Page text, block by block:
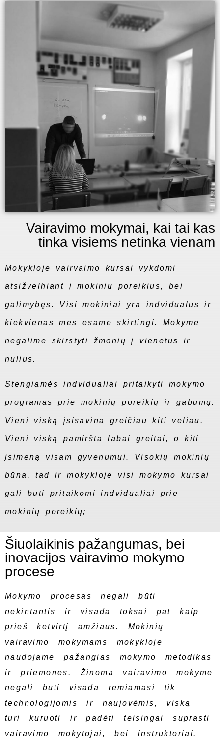
Vairavimo mokymai, kai tai kas
tinka visiems netinka vienam
Mokykloje vairvaimo kursai vykdomi
atsižvelhiant į mokinių poreikius, bei
galimybęs. Visi mokiniai yra indvidualūs ir
kiekvienas mes esame skirtingi. Mokyme
negalime skirstyti žmonių į vienetus ir
nulius.
Stengiamės indvidualiai pritaikyti mokymo
programas prie mokinių poreikių ir gabumų.
Vieni viską įsisavina greičiau kiti veliau.
Vieni viską pamiršta labai greitai, o kiti
įsimeną visam gyvenumui. Visokių mokinių
būna, tad ir mokykloje visi mokymo kursai
gali būti pritaikomi indvidualiai prie
mokinių poreikių;
Šiuolaikinis pažangumas, bei
inovacijos vairavimo mokymo
procese
Mokymo procesas negali būti
nekintantis ir visada toksai pat kaip
prieš ketvirtį amžiaus. Mokinių
vairavimo mokymams mokykloje
naudojame pažangias mokymo metodikas
ir priemones. Žinoma vairavimo mokyme
negali būti visada remiamasi tik
technologijomis ir naujovėmis, viską
turi kuruoti ir padėti teisingai suprasti
vairavimo mokytojai, bei instruktoriai.